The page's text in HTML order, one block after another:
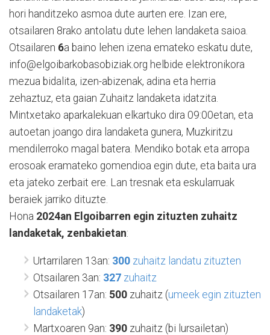
hori handitzeko asmoa dute aurten ere. Izan ere,
otsailaren 8rako antolatu dute lehen landaketa saioa.
Otsailaren 6a baino lehen izena emateko eskatu dute,
info@elgoibarkobasobiziak.org helbide elektronikora
mezua bidalita, izen-abizenak, adina eta herria
zehaztuz, eta gaian Zuhaitz landaketa idatzita.
Mintxetako aparkalekuan elkartuko dira 09:00etan, eta
autoetan joango dira landaketa gunera, Muzkiritzu
mendilerroko magal batera. Mendiko botak eta arropa
erosoak eramateko gomendioa egin dute, eta baita ura
eta jateko zerbait ere. Lan tresnak eta eskularruak
beraiek jarriko dituzte.
Hona 2024an Elgoibarren egin zituzten zuhaitz
landaketak, zenbakietan:
Urtarrilaren 13an: 300 zuhaitz landatu zituzten
Otsailaren 3an: 327 zuhaitz
Otsailaren 17an: 500 zuhaitz (umeek egin zituzten
landaketak)
Martxoaren 9an: 390 zuhaitz (bi lursailetan)